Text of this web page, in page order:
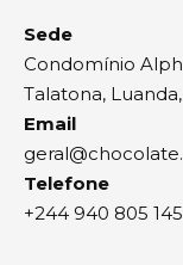
Sede
Condomínio
Talatona,
Email
Telefone
+244 940 805 145